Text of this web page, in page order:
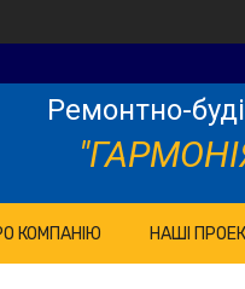
Ремонтно-
КОМПАНІЮ НАШІ